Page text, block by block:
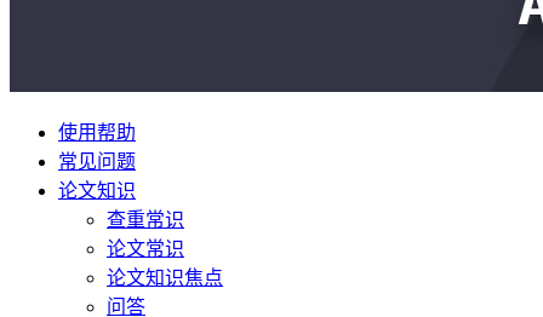
使用帮助
常见问题
论文知识
查重常识
论文常识
论文知识焦点
问答